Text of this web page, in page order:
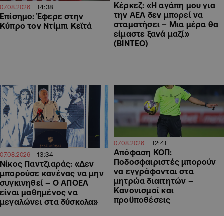
07.08.2026 14:38
Επίσημο: Έφερε στην
Κύπρο τον Ντίμπι Κεϊτά
Κέρκεζ: «Η αγάπη μου για
την ΑΕΛ δεν μπορεί να
σταματήσει – Μια μέρα θα
είμαστε ξανά μαζί»
(ΒΙΝΤΕΟ)
07.08.2026 13:34
Νίκος Παντζιαράς: «Δεν
μπορούσε κανένας να μην
συγκινηθεί – Ο ΑΠΟΕΛ
είναι μαθημένος να
μεγαλώνει στα δύσκολα»
07.08.2026 12:41
Απόφαση ΚΟΠ:
Ποδοσφαιριστές μπορούν
να εγγράφονται στα
μητρώα διαιτητών –
Κανονισμοί και
προϋποθέσεις